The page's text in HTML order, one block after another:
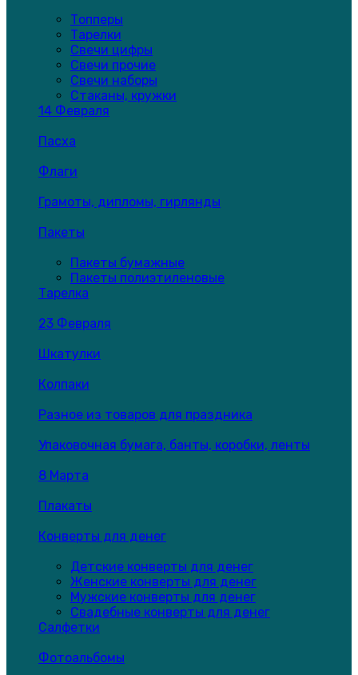
Топперы
Тарелки
Свечи цифры
Свечи прочие
Свечи наборы
Стаканы, кружки
14 Февраля
Пасха
Флаги
Грамоты, дипломы, гирлянды
Пакеты
Пакеты бумажные
Пакеты полиэтиленовые
Тарелка
23 Февраля
Шкатулки
Колпаки
Разное из товаров для праздника
Упаковочная бумага, банты, коробки, ленты
8 Марта
Плакаты
Конверты для денег
Детские конверты для денег
Женские конверты для денег
Мужские конверты для денег
Свадебные конверты для денег
Салфетки
Фотоальбомы